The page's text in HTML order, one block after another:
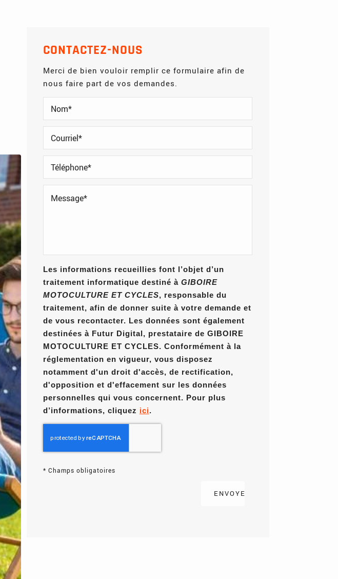
CONTACTEZ-NOUS
Merci de bien vouloir remplir ce formulaire afin de
nous faire part de vos demandes.
Les informations recueillies font l’objet d’un
traitement informatique destiné àGIBOIRE
MOTOCULTURE ET CYCLES, responsable du
traitement, afin de donner suite à votre demande et
de vous recontacter. Les données sont également
destinées à Futur Digital, prestataire de GIBOIRE
MOTOCULTURE ET CYCLES. Conformément à la
réglementation en vigueur, vous disposez
notamment d'un droit d'accès, de rectification,
d'opposition et d'effacement sur les données
personnelles qui vous concernent. Pour plus
d’informations, cliquez ici.
* Champs obligatoires